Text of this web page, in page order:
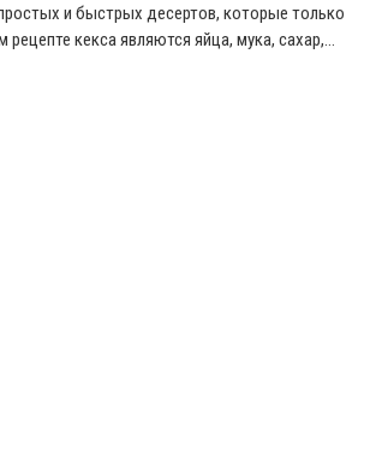
и быстрых десертов, которые только
кекса являются яйца, мука, сахар,…